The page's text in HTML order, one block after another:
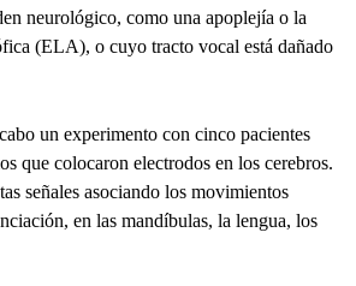
neurológico, como una apoplejía o la
(ELA), o cuyo tracto vocal está dañado
un experimento con cinco pacientes
que colocaron electrodos en los cerebros.
señales asociando los movimientos
en las mandíbulas, la lengua, los